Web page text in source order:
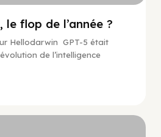
le flop de l’année ?
Hellodarwin GPT-5 était
de l’intelligence